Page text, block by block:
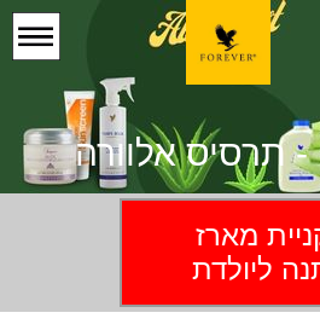
- תרסיס אלוורה
מארז
ליולדת